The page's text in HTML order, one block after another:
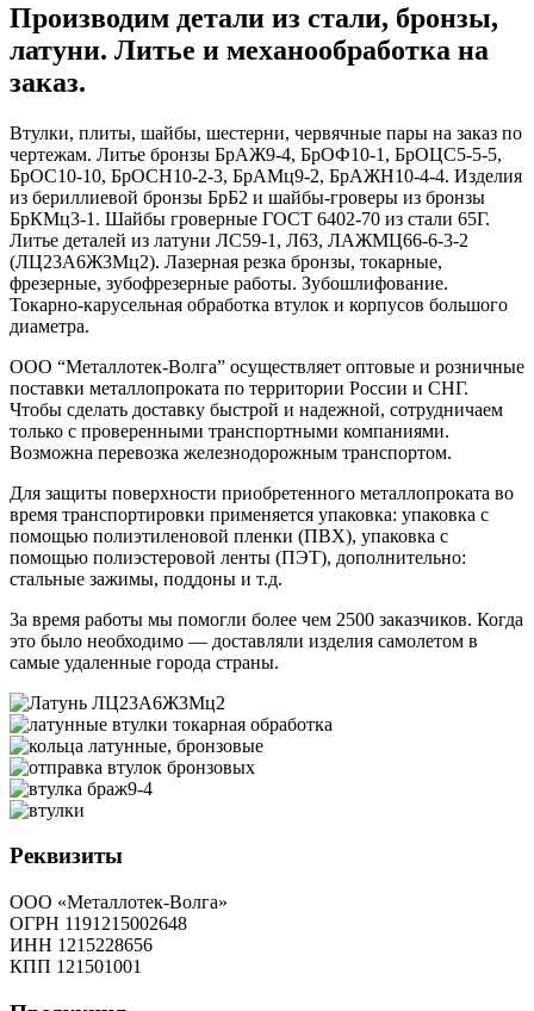
Производим детали из стали, бронзы,
латуни. Литье и механообработка на
заказ.
Втулки, плиты, шайбы, шестерни, червячные пары на заказ по
чертежам. Литье бронзы БрАЖ9-4, БрОФ10-1, БрОЦС5-5-5,
БрОС10-10, БрОСН10-2-3, БрАМц9-2, БрАЖН10-4-4. Изделия
из бериллиевой бронзы БрБ2 и шайбы-гроверы из бронзы
БрКМц3-1. Шайбы гроверные ГОСТ 6402-70 из стали 65Г.
Литье деталей из латуни ЛС59-1, Л63, ЛАЖМЦ66-6-3-2
(ЛЦ23А6Ж3Мц2). Лазерная резка бронзы, токарные,
фрезерные, зубофрезерные работы. Зубошлифование.
Токарно-карусельная обработка втулок и корпусов большого
диаметра.
ООО “Металлотек-Волга” осуществляет оптовые и розничные
поставки металлопроката по территории России и СНГ.
Чтобы сделать доставку быстрой и надежной, сотрудничаем
только с проверенными транспортными компаниями.
Возможна перевозка железнодорожным транспортом.
Для защиты поверхности приобретенного металлопроката во
время транспортировки применяется упаковка: упаковка с
помощью полиэтиленовой пленки (ПВХ), упаковка с
помощью полиэстеровой ленты (ПЭТ), дополнительно:
стальные зажимы, поддоны и т.д.
3а время работы мы помогли более чем 2500 заказчиков. Когда
это было необходимо — доставляли изделия самолетом в
самые удаленные города страны.
Реквизиты
ООО «Металлотек-Волга»
ОГРН 1191215002648
ИНН 1215228656
КПП 121501001